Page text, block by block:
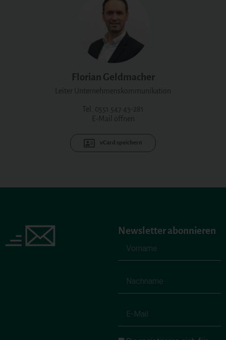
Florian Geldmacher
Leiter Unternehmenskommunikation
Tel. 0551 547 43-281
E-Mail öffnen
vCard speichern
Newsletter abonnieren